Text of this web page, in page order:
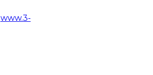
www.3-